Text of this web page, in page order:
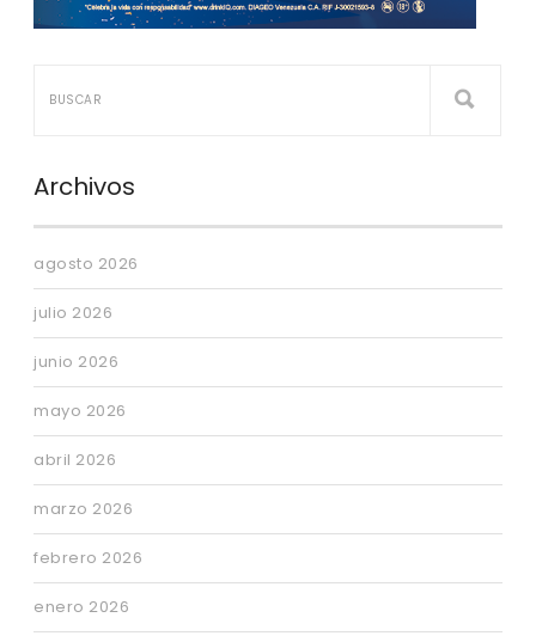
Archivos
agosto 2026
julio 2026
junio 2026
mayo 2026
abril 2026
marzo 2026
febrero 2026
enero 2026